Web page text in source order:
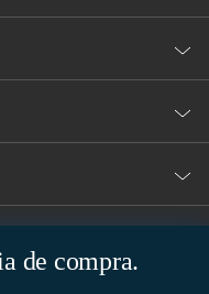
de compra.